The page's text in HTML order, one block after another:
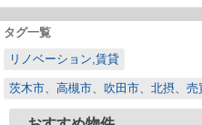
タグ一覧
リノベーション,賃貸
茨木市、高槻市、吹田市、北摂、